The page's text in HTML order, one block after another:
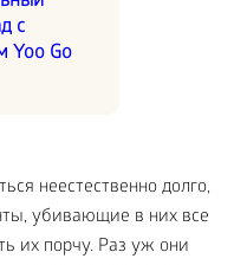
с
Yoo Go
неестественно долго,
убивающие в них все
их порчу. Раз уж они